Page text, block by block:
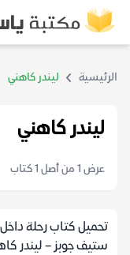
الرئيسية ليندر كاهني
ليندر كاهني
عرض 1 من أصل 1 كتاب
تحميل كتاب رحلة
ستيف جوبز – ليندر